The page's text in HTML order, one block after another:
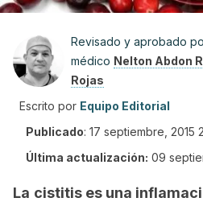
Revisado y aprobado
médico Nelton Abdon
Rojas
Escrito por Equipo Editorial
Publicado: 17 septiembre, 2015
Última actualización: 09
La cistitis es una